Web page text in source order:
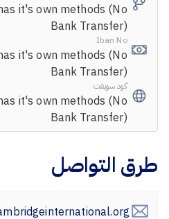
it's own methods (No
Bank Transfer)
Iban No
it's own methods (No
Bank Transfer)
كود سويفت
it's own methods (No
Bank Transfer)
طرق التواصل